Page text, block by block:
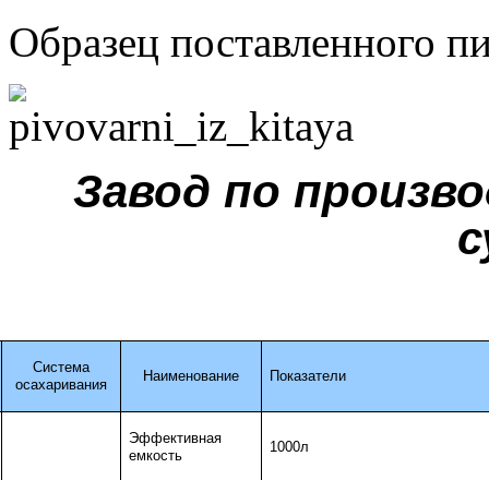
Образец поставленного
Завод по
Система
осахаривания
Наименование Показатели
Эффективная
емкость
1000л